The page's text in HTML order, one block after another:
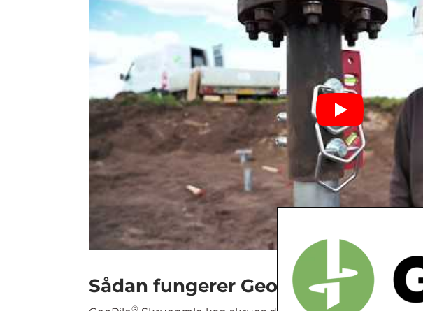
grave, ramme, støbe, armere, bore eller kappe. Du kan
én arbejdsgang og komme hurtigt videre med byggeriet,
Skruerne kan gennemtrænge alle typer jordbund og
mærkbare rystelser i undergrunden. Du minimerer
eksisterende bygninger eller klager fra naboer grundet støj.
Vi leverer skruepælene som komponenter med en typisk
optager minimalt plads på byggepladsen. De enkelte
installationen med kraftige bolte, så skruepælene når ned
dybden.